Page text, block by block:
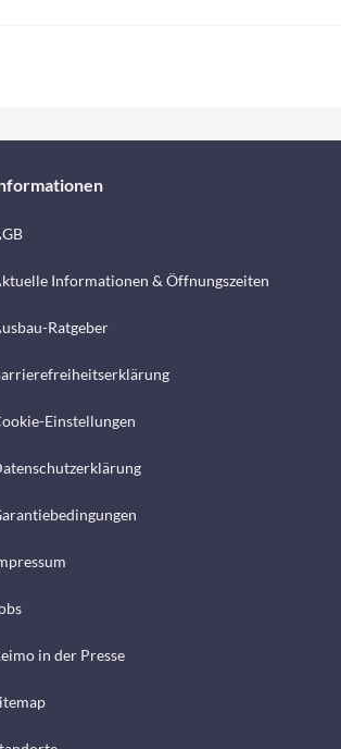
Informationen & Öffnungszeiten
Ratgeber
Einstellungen
in der Presse